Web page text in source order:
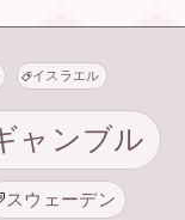
イスラエル
ャンブル
スウェーデン